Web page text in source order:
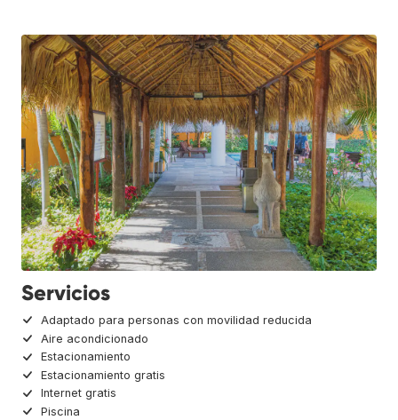
Servicios
Adaptado para personas con movilidad reducida
Aire acondicionado
Estacionamiento
Estacionamiento gratis
Internet gratis
Piscina